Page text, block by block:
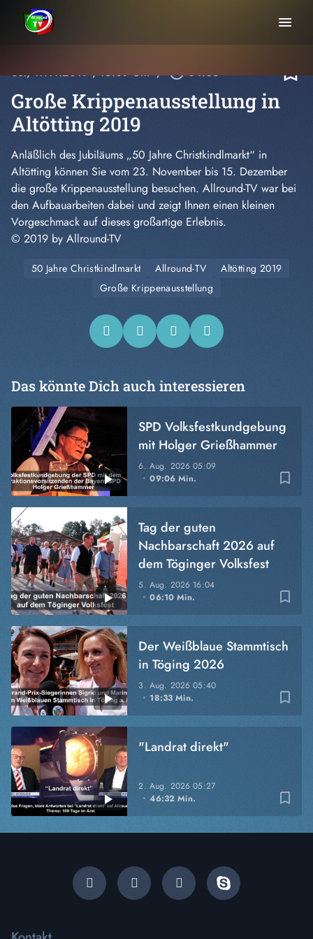
menu
So., 17.11.2019, 15:09 Uhr / play_circle_outline04:05 bookmark_border
Große Krippenausstellung in
Altötting 2019
Anläßlich des Jubiläums „50 Jahre Christkindlmarkt“ in
Altötting können Sie vom 23. November bis 15. Dezember
die große Krippenausstellung besuchen. Allround-TV war bei
den Aufbauarbeiten dabei und zeigt Ihnen einen kleinen
Vorgeschmack auf dieses großartige Erlebnis.
© 2019 by Allround-TV
50 Jahre Christkindlmarkt Allround-TV
Altötting 2019
Große Krippenausstellung
Das könnte Dich auch interessieren
bookmark_border
6. Aug. 202605:09
09:06 Min.
SPD Volksfestkundgebung
mit Holger Grießhammer
bookmark_border
5. Aug. 2026 16:04
06:10 Min.
Tag der guten
Nachbarschaft 2026 auf
dem Töginger Volksfest
bookmark_border
3. Aug. 202605:40
18:33 Min.
Der Weißblaue Stammtisch
in Töging 2026
bookmark_border
2. Aug. 202605:27
46:32 Min.
"Landrat direkt"